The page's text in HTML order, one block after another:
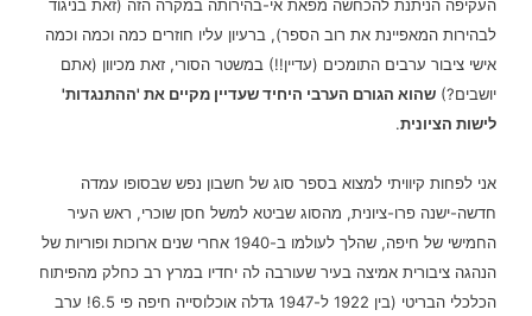
העקיפה הניתנת להכחשה מפאת אי-בהירותה במקרה הזה (זאת בניגוד
לבהירות המאפיינת את רוב הספר), ברעיון עליו חוזרים כמה וכמה וכמה
אישי ציבור ערבים התומכים (עדיין!!) במשטר הסורי, זאת מכיוון (אתם
יושבים?) שהוא הגורם הערבי היחיד שעדיין מקיים את 'ההתנגדות'
לישות הציונית.
אני לפחות קיוויתי למצוא בספר סוג של חשבון נפש שבסופו עמדה
חדשה-ישנה פרו-ציונית, מהסוג שביטא למשל חסן שוכרי, ראש העיר
החמישי של חיפה, שהלך לעולמו ב-1940 אחרי שנים ארוכות ופוריות של
הנהגה ציבורית אמיצה בעיר שעורבה לה יחדיו במרץ רב כחלק מהפיתוח
הכלכלי הבריטי (בין 1922 ל-1947 גדלה אוכלוסייה חיפה פי 6.5! ערב